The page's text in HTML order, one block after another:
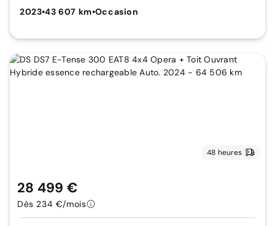
2023•43 607 km•Occasion
48 heures
28 499 €
Dès 234 €/mois